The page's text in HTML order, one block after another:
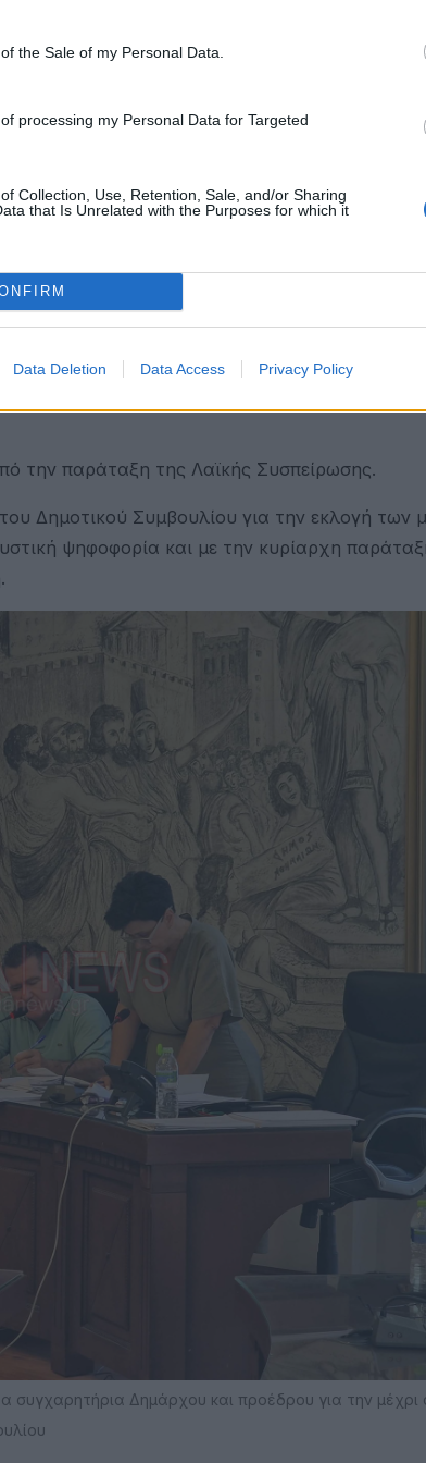
the Sale of my Personal Data.
processing my Personal Data for Targeted
Collection, Use, Retention, Sale, and/or Sharing
that Is Unrelated with the Purposes for which it
Data Deletion Data Access Privacy Policy
(συμβούλιο 25 μελών) στην 25η ειδική
δημοτικό σύμβουλο της μείζονας
Οι κ. Γίτσας, Πασχαλίδης,
την παράταξη της Λαϊκής Συσπείρωσης.
Δημοτικού Συμβουλίου για την εκλογή των
ψηφοφορία και με την κυρίαρχη
συγχαρητήρια Δημάρχου και προέδρου για την